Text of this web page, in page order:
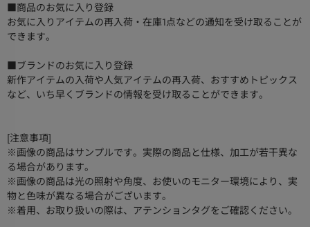
■商品のお気に入り登録
お気に入りアイテムの再入荷・在庫1点などの通知を受け取ることが
できます。
■ブランドのお気に入り登録
新作アイテムの入荷や人気アイテムの再入荷、おすすめトピックス
など、いち早くブランドの情報を受け取ることができます。
[注意事項]
※画像の商品はサンプルです。実際の商品と仕様、加工が若干異な
る場合があります。
※画像の商品は光の照射や角度、お使いのモニター環境により、実
物と色味が異なる場合がございます。
※着用、お取り扱いの際は、アテンションタグをご確認ください。